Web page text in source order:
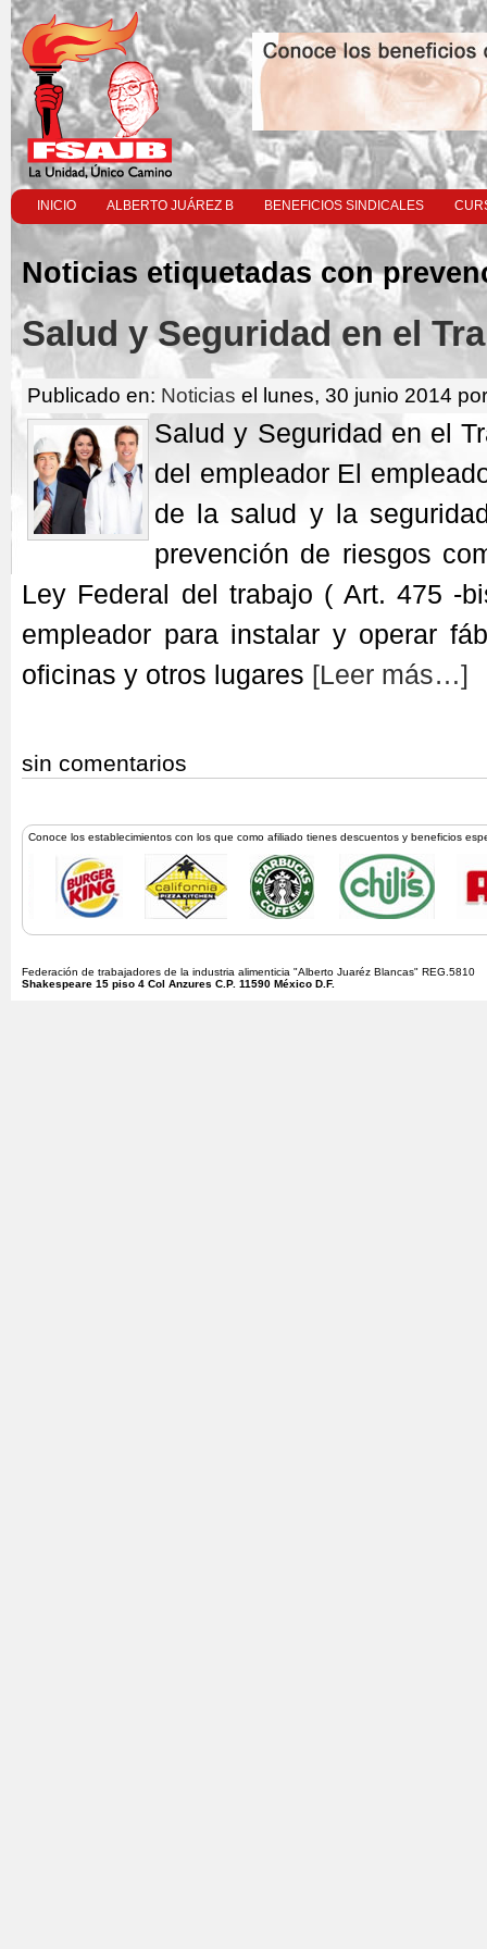
INICIO ALBERTO JUÁREZ B BENEFICIOS SINDICALES
Noticias etiquetadas con
Salud y Seguridad en el
Publicado en: Noticias el lunes, 30 junio 2014
Salud y Seguridad en el
del empleador El
de la salud y la
prevención de riesgos
Ley Federal del trabajo ( Art. 475 -
empleador para instalar y operar
oficinas y otros lugares [Leer más…]
sin comentarios
Conoce los establecimientos con los que como afiliado tienes descuentos y beneficios
Federación de trabajadores de la industria alimenticia "Alberto Juaréz Blancas" REG.5810
Shakespeare 15 piso 4 Col Anzures C.P. 11590 México D.F.